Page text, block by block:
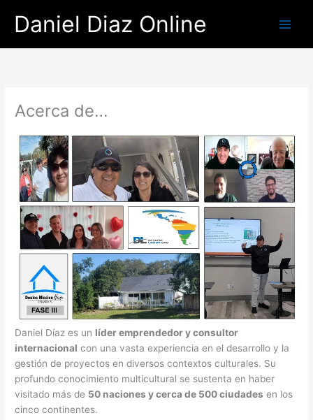
Daniel Diaz Online
Acerca de…
Daniel Díaz es un líder emprendedor y consultor
internacional con una vasta experiencia en el desarrollo y la
gestión de proyectos en diversos contextos culturales. Su
profundo conocimiento multicultural se sustenta en haber
visitado más de 50 naciones y cerca de 500 ciudades en los
cinco continentes.